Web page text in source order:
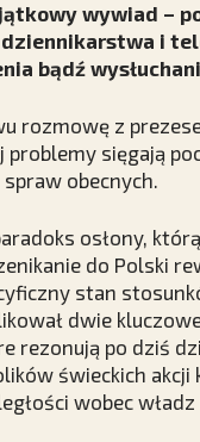
wywiad –
i
bądź
rozmowę z
problemy sięgają
spraw obecnych.
osłony,
do Polski
stan
dwie
rezonują po dziś
świeckich
wobec